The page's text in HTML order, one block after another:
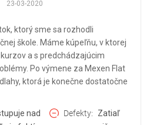
23-03-2020
ktorý sme sa rozhodli
škole. Máme kúpeľňu, v ktorej
a s predchádzajúcim
Po výmene za Mexen Flat
ktorá je konečne dostatočne
nad
Defekty
Zatiaľ